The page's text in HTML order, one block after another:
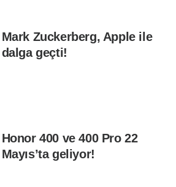
Mark Zuckerberg, Apple ile
dalga geçti!
Honor 400 ve 400 Pro 22
Mayıs’ta geliyor!